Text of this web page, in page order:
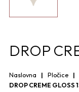
DROP
Naslovna Pločice
DROP CREME GLOSS